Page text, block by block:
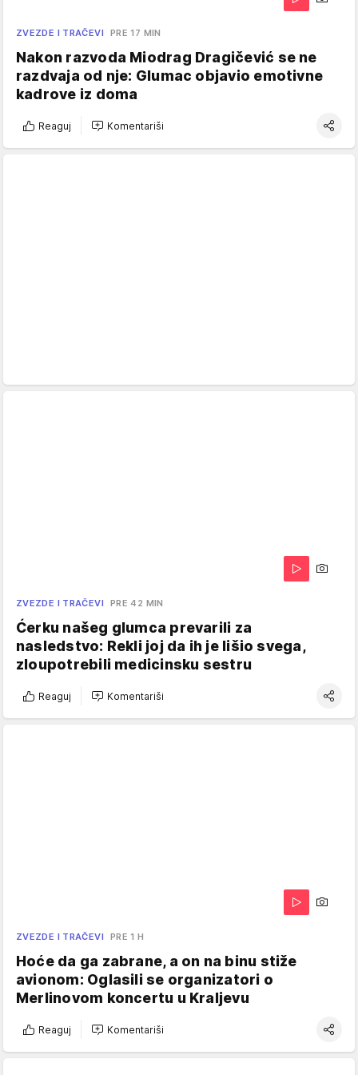
ZVEZDE I TRAČEVI PRE 17 MIN
Nakon razvoda Miodrag Dragičević se ne
razdvaja od nje: Glumac objavio emotivne
kadrove iz doma
Reaguj Komentariši
ZVEZDE I TRAČEVI PRE 42 MIN
Ćerku našeg glumca prevarili za
nasledstvo: Rekli joj da ih je lišio svega,
zloupotrebili medicinsku sestru
Reaguj Komentariši
ZVEZDE I TRAČEVI PRE 1 H
Hoće da ga zabrane, a on na binu stiže
avionom: Oglasili se organizatori o
Merlinovom koncertu u Kraljevu
Reaguj Komentariši